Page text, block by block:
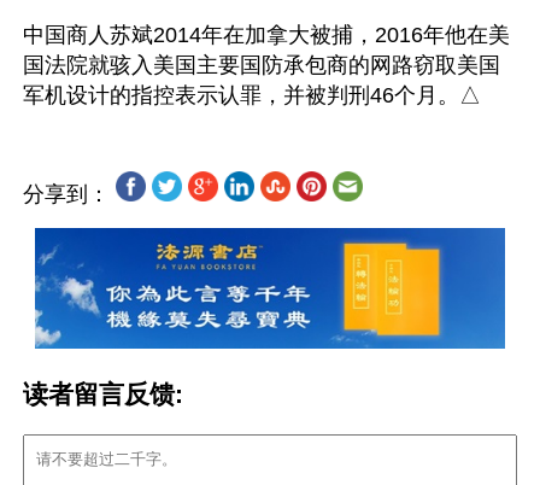
中国商人苏斌2014年在加拿大被捕，2016年他在美
国法院就骇入美国主要国防承包商的网路窃取美国
分享到：
读者留言反馈: